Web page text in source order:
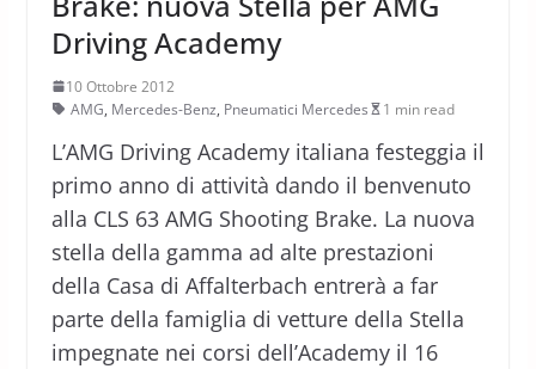
Driving Academy
10 Ottobre 2012
AMG, Mercedes-Benz, Pneumatici Mercedes 1 min read
L’AMG Driving Academy italiana festeggia il
primo anno di attività dando il benvenuto
alla CLS 63 AMG Shooting Brake. La nuova
stella della gamma ad alte prestazioni
della Casa di Affalterbach entrerà a far
parte della famiglia di vetture della Stella
impegnate nei corsi dell’Academy il 16